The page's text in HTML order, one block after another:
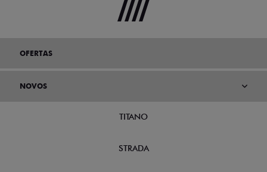
OFERTAS
NOVOS
TITANO
STRADA